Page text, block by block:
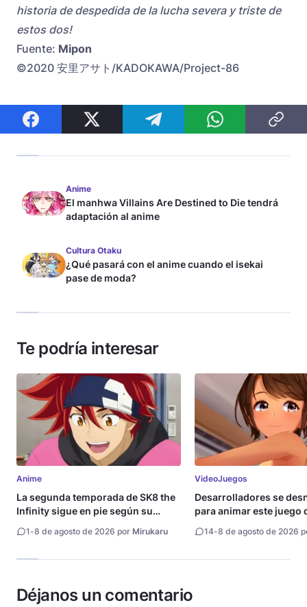
historia de despedida de la lucha severa y triste de
estos dos!
Fuente: Mipon
©2020 安里アサト/KADOKAWA/Project-86
Anime
El manhwa Villains Are Destined to Die tendrá
adaptación al anime
Cultura Otaku
¿Qué pasará con el anime cuando el isekai
pase de moda?
Te podría interesar
Anime
La segunda temporada de SK8 the
Infinity sigue en pie según su
1-8 de agosto de 2026 por Mirukaru
VideoJuegos
Desarrolladores se
para animar este juego
14-8 de agosto de 2026
Déjanos un comentario